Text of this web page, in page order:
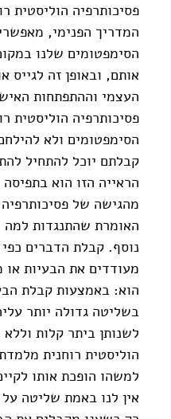
פסיכותרפיה הוליסטית
המדריך הפנימי,
הסימפטומים שלנו
אותם, ובאופן זה לגייס
העצמי וההתפתחות
פסיכותרפיה הוליסטית
הסימפטומים ולא
קבלתם יוכל להתחיל
הראייה הזו הוא
מהגישה של פסיכותרפיה
האומרת שהתנגדות למה
נוסף. קבלת הדברים
מעודדים את הבעיות או
הוא: באמצעות קבלת
בשליטה גדולה יותר
לשנותן ביתר קלות
הוליסטית רוחנית
למשהו הופכת אותו
אין לנו באמת שליטה